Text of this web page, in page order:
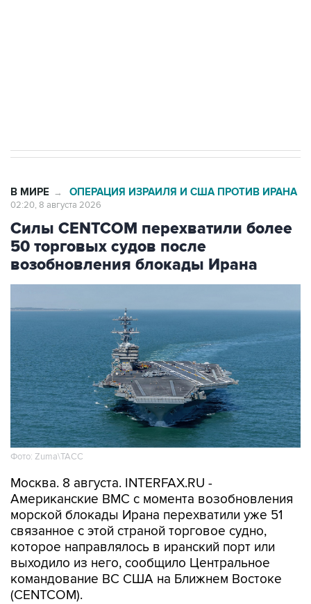
В МИРЕ → ОПЕРАЦИЯ ИЗРАИЛЯ И США ПРОТИВ ИРАНА
02:20, 8 августа 2026
Силы CENTCOM перехватили более
50 торговых судов после
возобновления блокады Ирана
Фото: Zuma\ТАСС
Москва. 8 августа. INTERFAX.RU -
Американские ВМС с момента возобновления
морской блокады Ирана перехватили уже 51
связанное с этой страной торговое судно,
которое направлялось в иранский порт или
выходило из него, сообщило Центральное
командование ВС США на Ближнем Востоке
(CENTCOM).